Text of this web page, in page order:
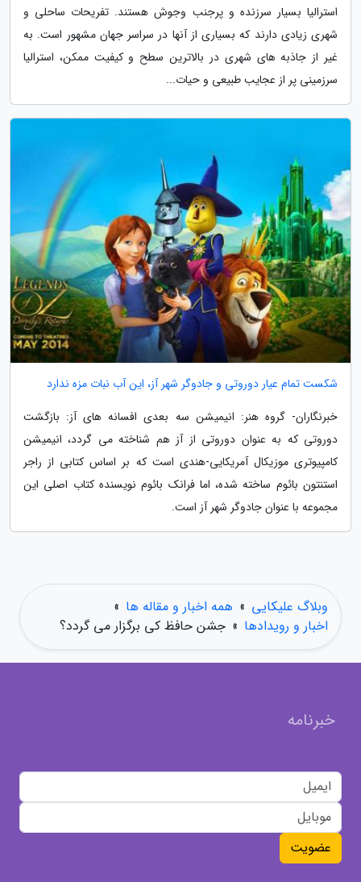
استرالیا بسیار سرزنده و پرجنب وجوش هستند. تفریحات ساحلی و
شهری زیادی دارند که بسیاری از آنها در سراسر جهان مشهور است. به
غیر از جاذبه های شهری در بالاترین سطح و کیفیت ممکن، استرالیا
سرزمینی پر از عجایب طبیعی و حیات...
شکست تمام عیار دوروتی و جادوگر شهر آز، این آب نبات مزه ندارد
خبرنگاران- گروه هنر: انیمیشن سه بعدی افسانه های آز: بازگشت
دوروتی که به عنوان دوروتی از آز هم شناخته می گردد، انیمیشن
کامپیوتری موزیکال آمریکایی-هندی است که بر اساس کتابی از راجر
استنتون بائوم ساخته شده، اما فرانک بائوم نویسنده کتاب اصلی این
مجموعه با عنوان جادوگر شهر آز است.
وبلاگ علیکایی » همه اخبار و مقاله ها »
اخبار و رویدادها » جشن حافظ کی برگزار می گردد؟
خبرنامه
عضویت